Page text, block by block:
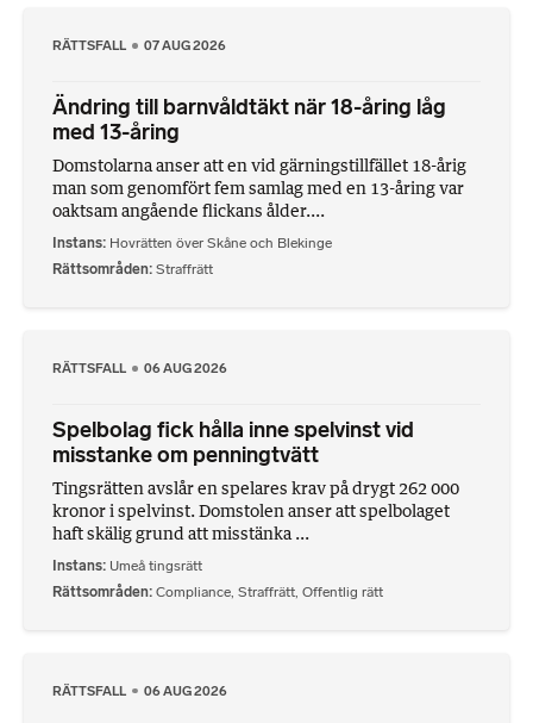
RÄTTSFALL 07 AUG 2026
Ändring till barnvåldtäkt när 18-åring låg
med 13-åring
Domstolarna anser att en vid gärningstillfället 18-årig
man som genomfört fem samlag med en 13-åring var
oaktsam angående flickans ålder....
Instans Hovrätten över Skåne och Blekinge
Rättsområden Straffrätt
RÄTTSFALL 06 AUG 2026
Spelbolag fick hålla inne spelvinst vid
misstanke om penningtvätt
Tingsrätten avslår en spelares krav på drygt 262 000
kronor i spelvinst. Domstolen anser att spelbolaget
haft skälig grund att misstänka ...
Instans Umeå tingsrätt
Rättsområden Compliance Straffrätt Offentlig rätt
RÄTTSFALL 06 AUG 2026